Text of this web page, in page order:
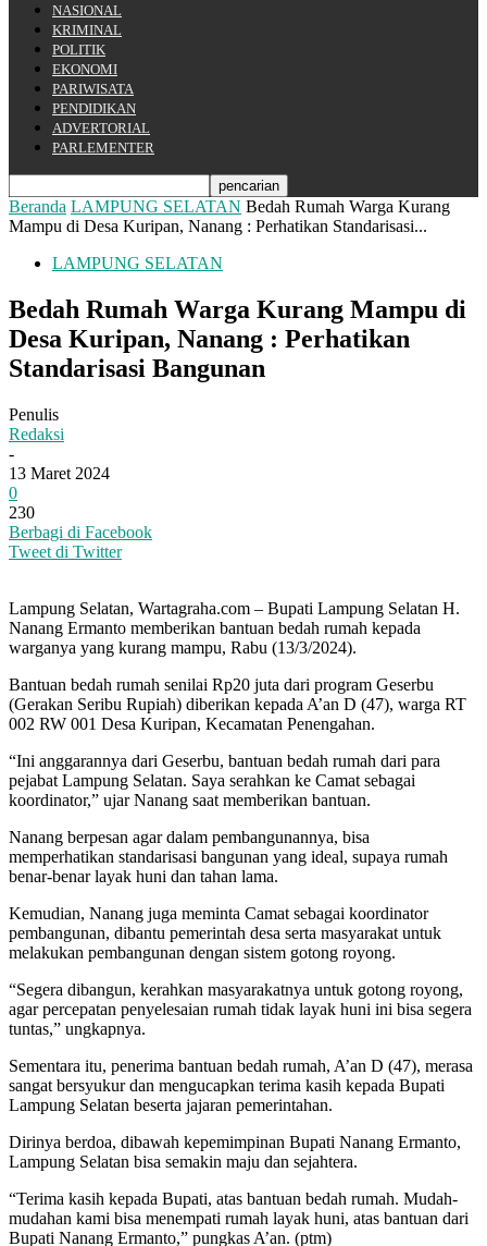
NASIONAL
KRIMINAL
POLITIK
EKONOMI
PARIWISATA
PENDIDIKAN
ADVERTORIAL
PARLEMENTER
Beranda LAMPUNG SELATAN Bedah Rumah Warga Kurang
Mampu di Desa Kuripan, Nanang : Perhatikan Standarisasi...
LAMPUNG SELATAN
Bedah Rumah Warga Kurang Mampu di
Desa Kuripan, Nanang : Perhatikan
Standarisasi Bangunan
Penulis
Redaksi
-
13 Maret 2024
0
230
Berbagi di Facebook
Tweet di Twitter
Lampung Selatan, Wartagraha.com – Bupati Lampung Selatan H.
Nanang Ermanto memberikan bantuan bedah rumah kepada
warganya yang kurang mampu, Rabu (13/3/2024).
Bantuan bedah rumah senilai Rp20 juta dari program Geserbu
(Gerakan Seribu Rupiah) diberikan kepada A’an D (47), warga RT
002 RW 001 Desa Kuripan, Kecamatan Penengahan.
“Ini anggarannya dari Geserbu, bantuan bedah rumah dari para
pejabat Lampung Selatan. Saya serahkan ke Camat sebagai
koordinator,” ujar Nanang saat memberikan bantuan.
Nanang berpesan agar dalam pembangunannya, bisa
memperhatikan standarisasi bangunan yang ideal, supaya rumah
benar-benar layak huni dan tahan lama.
Kemudian, Nanang juga meminta Camat sebagai koordinator
pembangunan, dibantu pemerintah desa serta masyarakat untuk
melakukan pembangunan dengan sistem gotong royong.
“Segera dibangun, kerahkan masyarakatnya untuk gotong royong,
agar percepatan penyelesaian rumah tidak layak huni ini bisa segera
tuntas,” ungkapnya.
Sementara itu, penerima bantuan bedah rumah, A’an D (47), merasa
sangat bersyukur dan mengucapkan terima kasih kepada Bupati
Lampung Selatan beserta jajaran pemerintahan.
Dirinya berdoa, dibawah kepemimpinan Bupati Nanang Ermanto,
Lampung Selatan bisa semakin maju dan sejahtera.
“Terima kasih kepada Bupati, atas bantuan bedah rumah. Mudah-
mudahan kami bisa menempati rumah layak huni, atas bantuan dari
Bupati Nanang Ermanto,” pungkas A’an. (ptm)